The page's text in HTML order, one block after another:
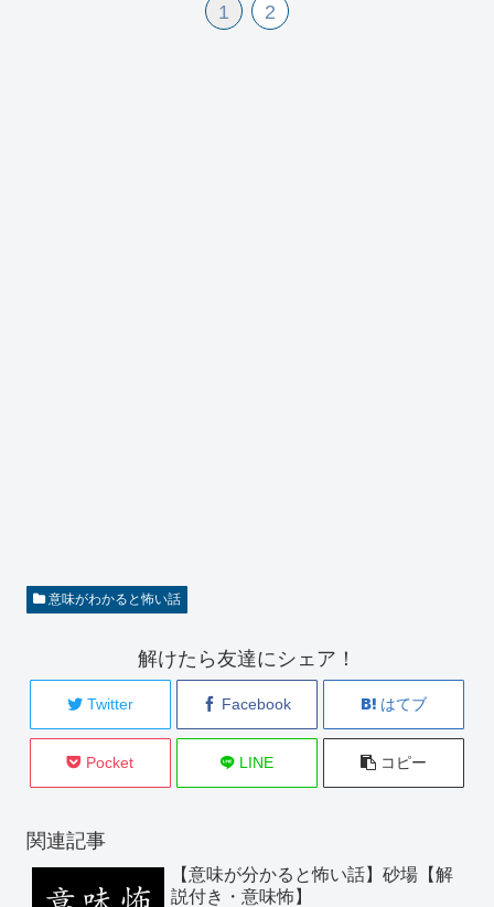
1 2
意味がわかると怖い話
解けたら友達にシェア！
Twitter Facebook はてブ
Pocket LINE コピー
関連記事
【意味が分かると怖い話】砂場【解
説付き・意味怖】